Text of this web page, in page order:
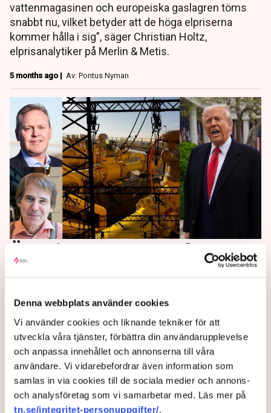
Denna webbplats använder cookies
Vi använder cookies och liknande tekniker för att
utveckla våra tjänster, förbättra din användarupplevelse
och anpassa innehållet och annonserna till våra
användare. Vi vidarebefordrar även information som
samlas in via cookies till de sociala medier och annons-
och analysföretag som vi samarbetar med. Läs mer på
tn.se/integritet-personuppgifter/.
vattenmagasinen och europeiska gaslagren töms
snabbt nu, vilket betyder att de höga elpriserna
kommer hålla i sig”, säger Christian Holtz,
elprisanalytiker på Merlin & Metis.
5 months ago | Av: Pontus Nyman
Öppningen – Trump kan
vända om EU-tullarna:
”Maskerar reträtt”
EU behöver naturgas, som finns i USA. Ett färskt
uttalande från Donald Trump öppnar nu för att han
kan komma att backa om EU importerar mer energi.
”Han försöker maskera sin reträtt”, säger ekonomen
Claes Hemberg till TN.
1 year ago | Av: Pontus Nyman